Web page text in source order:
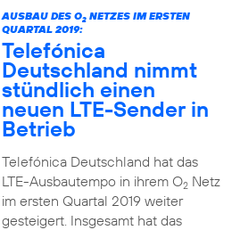
AUSBAU DES O2NETZES IM ERSTEN
QUARTAL 2019:
Telefónica
Deutschland nimmt
stündlich einen
neuen LTE-Sender in
Betrieb
Telefónica Deutschland hat das
LTE-Ausbautempo in ihrem O2Netz
im ersten Quartal 2019 weiter
gesteigert. Insgesamt hat das